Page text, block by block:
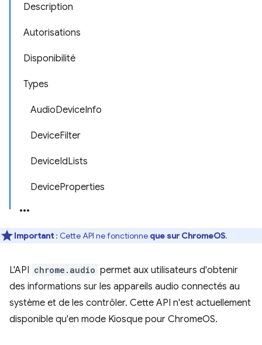
Description
Autorisations
Disponibilité
Types
AudioDeviceInfo
DeviceFilter
DeviceIdLists
DeviceProperties
Important : Cette API ne fonctionne que sur ChromeOS.
L'API chrome.audio permet aux utilisateurs d'obtenir
des informations sur les appareils audio connectés au
système et de les contrôler. Cette API n'est actuellement
disponible qu'en mode Kiosque pour ChromeOS.